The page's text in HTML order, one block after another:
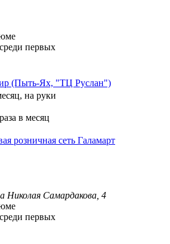
первых
(Пыть-Ях, "ТЦ Руслан")
на руки
в месяц
розничная сеть Галамарт
Николая Самардакова, 4
первых